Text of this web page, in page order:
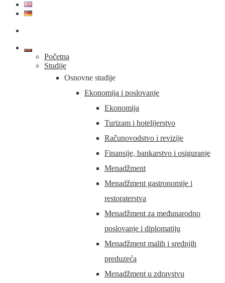
Početna
Studije
Osnovne studije
Ekonomija i poslovanje
Ekonomija
Turizam i hotelijerstvo
Računovodstvo i revizije
Finansije, bankarstvo i osiguranje
Menadžment
Menadžment gastronomije i
restoraterstva
Menadžment za međunarodno
poslovanje i diplomatiju
Menadžment malih i srednjih
preduzeća
Menadžment u zdravstvu